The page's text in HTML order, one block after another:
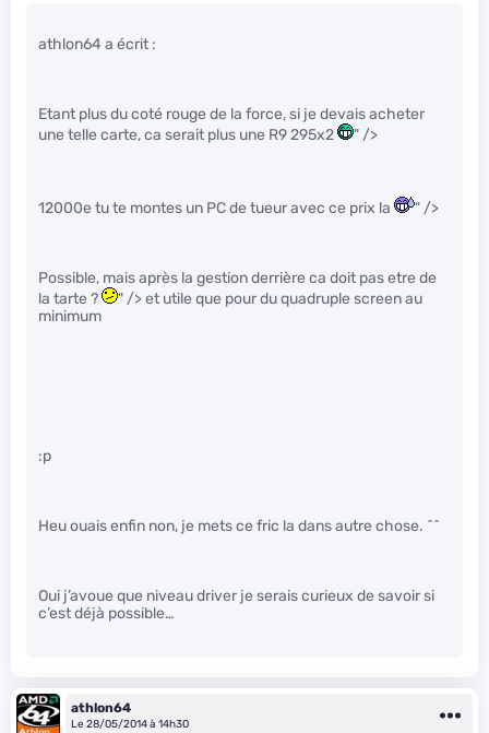
athlon64 a écrit :
Etant plus du coté rouge de la force, si je devais acheter
une telle carte, ca serait plus une R9 295x2
" />
12000e tu te montes un PC de tueur avec ce prix la " />
Possible, mais après la gestion derrière ca doit pas etre de
la tarte ?
" /> et utile que pour du quadruple screen au
minimum
:p
Heu ouais enfin non, je mets ce fric la dans autre chose. ^^
Oui j’avoue que niveau driver je serais curieux de savoir si
c’est déjà possible…
athlon64
Le 28/05/2014 à 14h30